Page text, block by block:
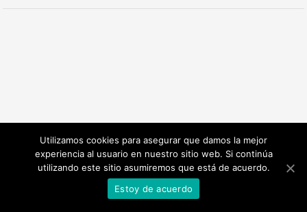
Utilizamos cookies para asegurar que damos la mejor
experiencia al usuario en nuestro sitio web. Si continúa
utilizando este sitio asumiremos que está de acuerdo.
Estoy de acuerdo